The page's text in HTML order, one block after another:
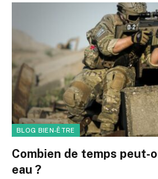
BLOG BIEN-ÊTRE
Combien de temps peut-
eau ?